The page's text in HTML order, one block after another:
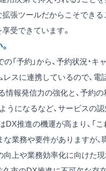
張ツールだからこそでき
受できています。
予約」から、予約状況・キ
レスに連携しているので、
情報発信力の強化と、予約
うになるなど、サービスの
推進の機運が高まり、「
業務や要件がありますが、
向上や業務効率化に向けた